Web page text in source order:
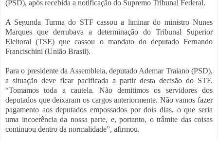
(PSD), após recebida a notificação do Supremo Tribunal Federal.
A Segunda Turma do STF cassou a liminar do ministro Nunes
Marques que derrubava a determinação do Tribunal Superior
Eleitoral (TSE) que cassou o mandato do deputado Fernando
Francischini (União Brasil).
Para o presidente da Assembleia, deputado Ademar Traiano (PSD),
a situação deve ficar pacificada a partir desta decisão do STF.
“Tomamos toda a cautela. Não demitimos os servidores dos
deputados que deixaram os cargos anteriormente. Não vamos fazer
pagamento aos deputados empossados por dois dias, o que seria
uma incoerência da nossa parte, e, portanto, o trâmite das coisas
continuou dentro da normalidade”, afirmou.